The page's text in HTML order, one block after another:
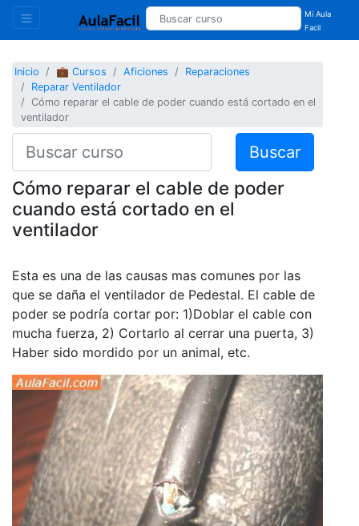
Mi Aula
Facil
Inicio 💼 Cursos Aficiones
Reparaciones
Reparar Ventilador
Cómo reparar el cable de poder cuando está cortado en el
ventilador
Buscar
Cómo reparar el cable de poder
cuando está cortado en el
ventilador
Esta es una de las causas mas comunes por las
que se daña el ventilador de Pedestal. El cable de
poder se podría cortar por: 1)Doblar el cable con
mucha fuerza, 2) Cortarlo al cerrar una puerta, 3)
Haber sido mordido por un animal, etc.